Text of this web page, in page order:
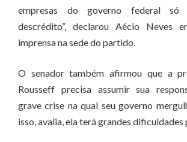
empresas do governo federal só
descrédito”, declarou Aécio Neves
imprensa na sede do partido.
O senador também afirmou que a
Rousseff precisa assumir sua
grave crise na qual seu governo
isso, avalia, ela terá grandes dificuldades